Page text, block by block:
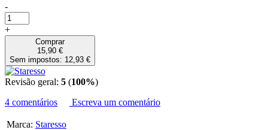
-
+
Comprar
15,90 €
Sem impostos: 12,93 €
Revisão geral: 5 (100%)
4 comentários
Escreva um comentário
Marca: Staresso